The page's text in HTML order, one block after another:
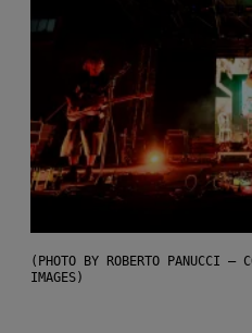
(PHOTO BY ROBERTO PANUCCI –
IMAGES)